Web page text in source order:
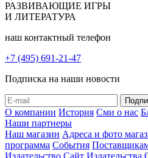
РАЗВИВАЮЩИЕ ИГРЫ
И ЛИТЕРАТУРА
наш контактный телефон
+7 (495) 691-21-47
Подписка на наши новости
О компании История Сми о нас
Наши партнеры
Наш магазин Адреса и фото
программа События
Издательство Сайт Издательства